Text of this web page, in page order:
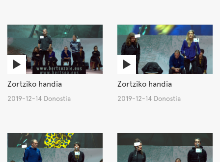
Zortziko handia
2019-12-14 Donostia
Zortziko handia
2019-12-14 Donostia